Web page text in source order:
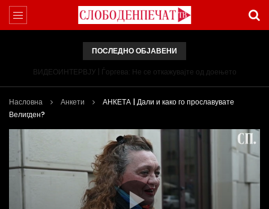
ПОСЛЕДНО ОБЈАВЕНИ
ВИДЕОИНТЕРВЈУ | Ѓоргева: Не се откажувајте од доењето
Насловна Анкети
АНКЕТА | Дали и како го прославувате
Велигден?